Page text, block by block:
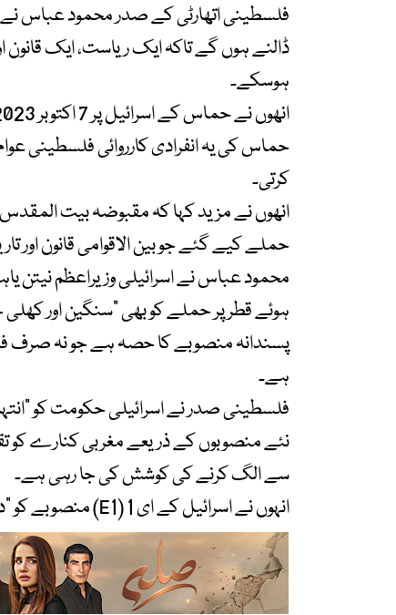
فلسطینی اتھارٹی کے صدر محمود عباس نے
ڈالنے ہوں گے تاکہ ایک ریاست، ایک
ہوسکے۔
حماس کی یہ انفرادی کارروائی فلسطینی
کرتی۔
انھوں نے مزید کہا کہ مقبوضہ بیت المقدس،
حملے کیے گئے جو بین الاقوامی قانون
محمود عباس نے اسرائیلی وزیراعظم نیتن
ہوئے قطر پر حملے کو بھی “سنگین اور کھلی
پسندانہ منصوبے کا حصہ ہے جو نہ صرف
ہے۔
فلسطینی صدر نے اسرائیلی حکومت کو
نئے منصوبوں کے ذریعے مغربی کنارے کو
سے الگ کرنے کی کوشش کی جا رہی ہے۔
انہوں نے اسرائیل کے ای 1 (E1) منصوبے کو “دو ریاستی حل کے خاتمے” کے مترادف قرار دیا۔